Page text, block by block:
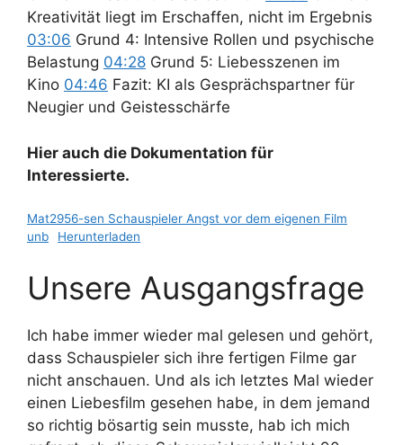
Kreativität liegt im Erschaffen, nicht im Ergebnis
03:06 Grund 4: Intensive Rollen und psychische
Belastung 04:28 Grund 5: Liebesszenen im
Kino 04:46 Fazit: KI als Gesprächspartner für
Neugier und Geistesschärfe
Hier auch die Dokumentation für
Interessierte.
Mat2956-sen Schauspieler Angst vor dem eigenen Film
unb
Herunterladen
Unsere Ausgangsfrage
Ich habe immer wieder mal gelesen und gehört,
dass Schauspieler sich ihre fertigen Filme gar
nicht anschauen. Und als ich letztes Mal wieder
einen Liebesfilm gesehen habe, in dem jemand
so richtig bösartig sein musste, hab ich mich